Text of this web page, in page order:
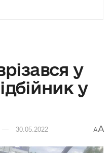
у
у
30.05.2022 AA